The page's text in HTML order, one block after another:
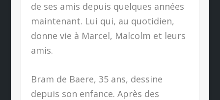
de ses amis depuis quelques années
maintenant. Lui qui, au quotidien,
donne vie à Marcel, Malcolm et leurs
amis.
Bram de Baere, 35 ans, dessine
depuis son enfance. Après des